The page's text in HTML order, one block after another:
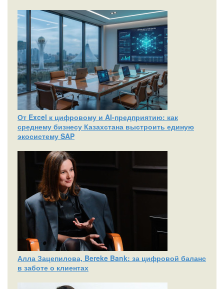
От Excel к цифровому и AI‑предприятию: как
среднему бизнесу Казахстана выстроить единую
экосистему SAP
Алла Зацепилова, Bereke Bank: за цифровой баланс
в заботе о клиентах